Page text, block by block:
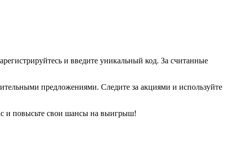
и введите уникальный код. За считанные
предложениями. Следите за акциями и используйте
и повысьте свои шансы на выигрыш!